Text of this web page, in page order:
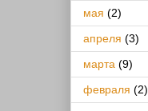
мая (2)
апреля (3)
марта (9)
февраля (2)